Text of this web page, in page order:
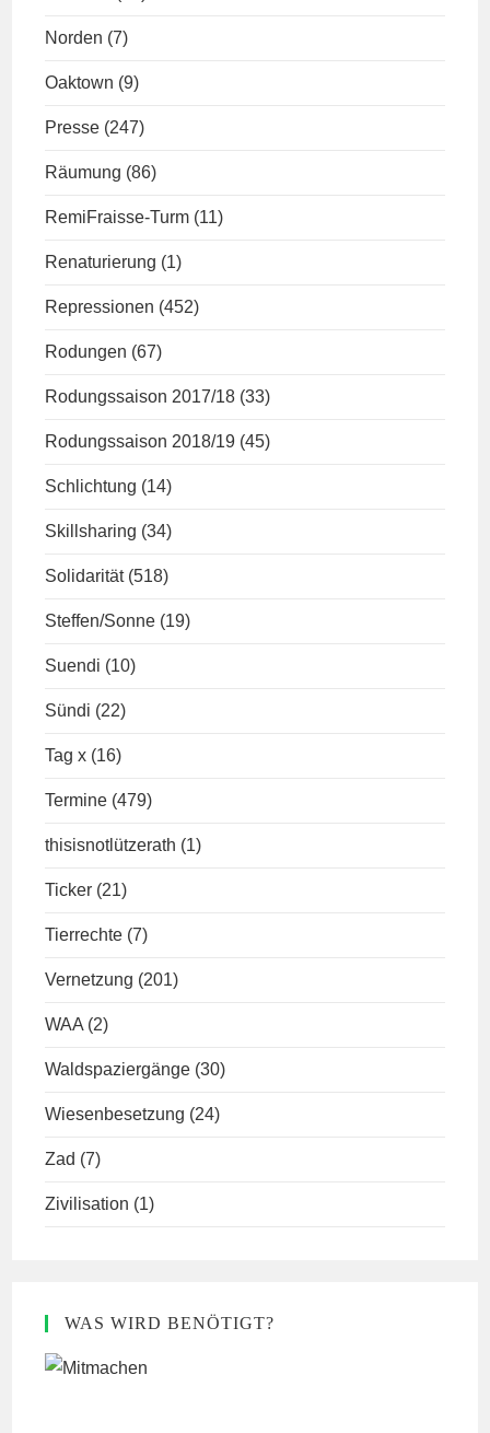
Norden (7)
Oaktown (9)
Presse (247)
Räumung (86)
RemiFraisse-Turm (11)
Renaturierung (1)
Repressionen (452)
Rodungen (67)
Rodungssaison 2017/18 (33)
Rodungssaison 2018/19 (45)
Schlichtung (14)
Skillsharing (34)
Solidarität (518)
Steffen/Sonne (19)
Suendi (10)
Sündi (22)
Tag x (16)
Termine (479)
thisisnotlützerath (1)
Ticker (21)
Tierrechte (7)
Vernetzung (201)
WAA (2)
Waldspaziergänge (30)
Wiesenbesetzung (24)
Zad (7)
Zivilisation (1)
WAS WIRD BENÖTIGT?